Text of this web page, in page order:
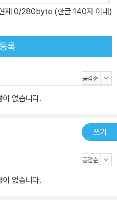
나는 프랙털 구조 ‘한 부분이 전체
고 한다. 프랙털은 컴퓨터 그래픽 분
에서는 구름 모양이나 해안선 등에
의 잎이나 서리의 모양, 전자가 흘
한 최신 연구 내용 자연계에는 더욱
재한다. 그중 하나가 동물이 가진
모양이나 얼룩말의 줄무늬, 표범
를 만들어 내는 메커니즘을 둘러싼
학 잡지 은 독자의 호응이 특히 높
재구성한 과학 단행본 ‘Newton
선보이고 있다. 앞서 나온 <상대
재 0/280byte (한글 140자 이내)
등록
이 없습니다.
쓰기
이 없습니다.